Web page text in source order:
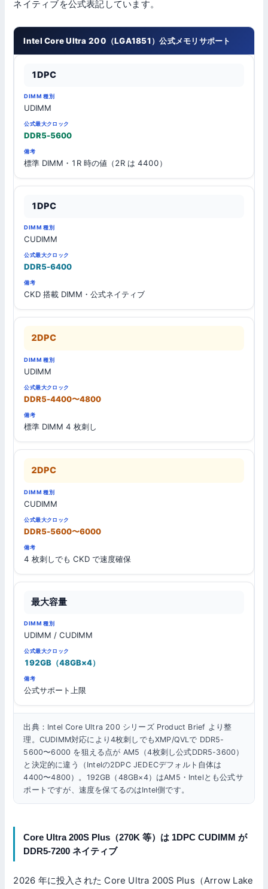
ネイティブを公式表記しています。
Intel Core Ultra 200（LGA1851）公式メモリサポート
成
DIMM
1DPC
UDIMM
DDR5-5600
標準 DIMM・1R 時の値（2R は 4400）
1DPC
CUDIMM
DDR5-6400
CKD 搭載 DIMM・公式ネイティブ
2DPC
UDIMM
DDR5-4400〜4800
標準 DIMM 4 枚刺し
2DPC
CUDIMM
DDR5-5600〜6000
4 枚刺しでも CKD で速度確保
最大容量
UDIMM / CUDIMM
192GB（48GB×4）
公式サポート上限
出典：Intel Core Ultra 200 シリーズ Product Brief より整
理。CUDIMM対応により4枚刺しでもXMP/QVLで DDR5-
5600〜6000 を狙える点が AM5（4枚刺し公式DDR5-3600）
と決定的に違う（Intelの2DPC JEDECデフォルト自体は
4400〜4800）。192GB（48GB×4）はAM5・Intelとも公式サ
ポートですが、速度を保てるのはIntel側です。
Core Ultra 200S Plus（270K 等）は 1DPC CUDIMM が
DDR5-7200 ネイティブ
2026 年に投入された Core Ultra 200S Plus（Arrow Lake